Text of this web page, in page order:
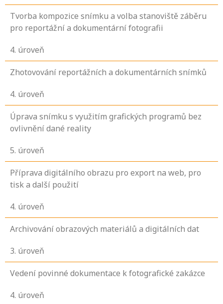
Tvorba kompozice snímku a volba stanoviště záběru
pro reportážní a dokumentární fotografii
4. úroveň
Zhotovování reportážních a dokumentárních snímků
4. úroveň
Úprava snímku s využitím grafických programů bez
ovlivnění dané reality
5. úroveň
Příprava digitálního obrazu pro export na web, pro
tisk a další použití
4. úroveň
Archivování obrazových materiálů a digitálních dat
3. úroveň
Vedení povinné dokumentace k fotografické zakázce
4. úroveň